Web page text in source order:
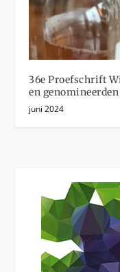
36e Proefschrift
en genomineerden
juni 2024